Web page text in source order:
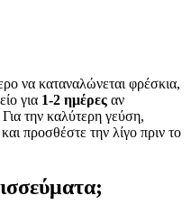
να καταναλώνεται φρέσκια,
για 1-2 ημέρες αν
την καλύτερη γεύση,
προσθέστε την λίγο πριν το